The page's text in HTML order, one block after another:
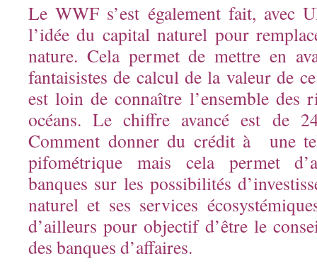
Le WWF s’est également fait, avec
l’idée du capital naturel pour
nature. Cela permet de mettre en
fantaisistes de calcul de la valeur de
est loin de connaître l’ensemble des
océans. Le chiffre avancé est de
Comment donner du crédit à une
pifométrique mais cela permet
banques sur les possibilités
naturel et ses services
d’ailleurs pour objectif d’être le
des banques d’affaires.